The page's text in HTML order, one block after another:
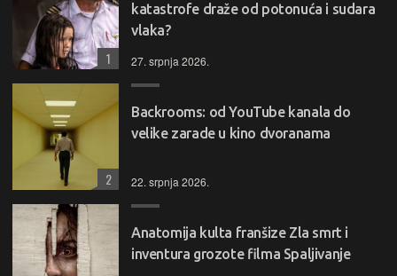
katastrofe draže od potonuća i sudara
vlaka?
27. srpnja 2026.
1
Backrooms: od YouTube kanala do
velike zarade u kino dvoranama
22. srpnja 2026.
2
Anatomija kulta franšize Zla smrt i
inventura grozote filma Spaljivanje